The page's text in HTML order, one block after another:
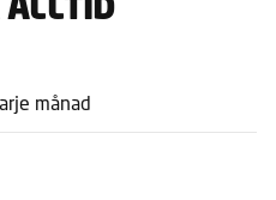
ALLTID
månad